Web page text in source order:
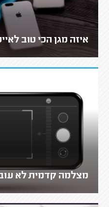
איזה מגן הכי טוב
מצלמה קדמית לא